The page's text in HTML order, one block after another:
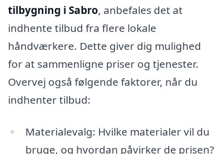
tilbygning i Sabro, anbefales det at
indhente tilbud fra flere lokale
håndværkere. Dette giver dig mulighed
for at sammenligne priser og tjenester.
Overvej også følgende faktorer, når du
indhenter tilbud:
Materialevalg: Hvilke materialer vil du
bruge, og hvordan påvirker de prisen?